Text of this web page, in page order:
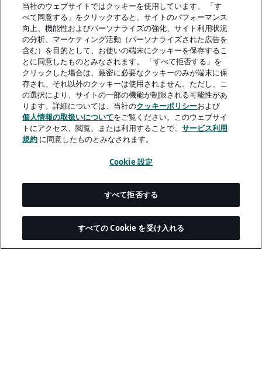
当社のウェブサイトではクッキーを使用しています。 「す
べて同意する」をクリックすると、サイトのパフォーマンス
向上、機能性およびパーソナライズの強化、サイト利用状況
の分析、マーケティング活動（パーソナライズされた広告を
含む）を目的として、お使いの端末にクッキーを保存するこ
とに同意したものとみなされます。 「すべて拒否する」を
クリックした場合は、厳密に必要なクッキーのみが端末に保
存され、それ以外のクッキーは使用されません。ただし、こ
の選択により、サイトの一部の機能が制限される可能性があ
ります。詳細については、当社のクッキーポリシーおよび
個人情報の取扱いについてをご覧ください。このウェブサイ
トにアクセス、閲覧、または利用することで、サービス利用
規約 に同意したものとみなされます。
Cookie 設定
すべて拒否する
すべての Cookie を受け入れる